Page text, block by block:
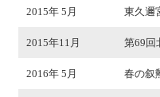
2015年 5月 東久邇
2015年11月 第69回
2016年 5月 春の叙